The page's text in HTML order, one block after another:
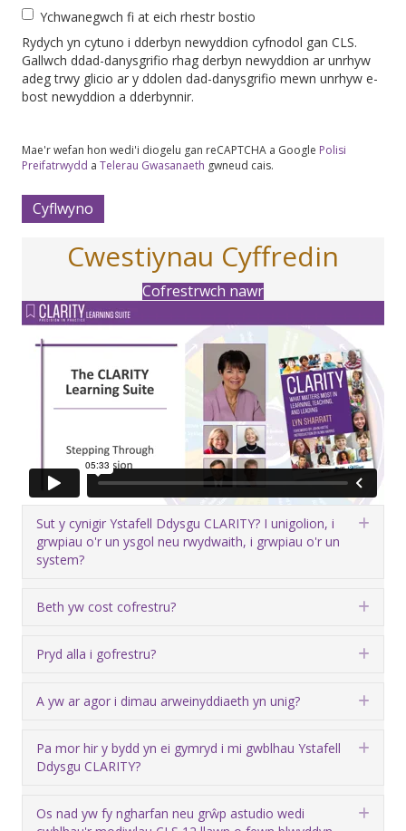
Ychwanegwch fi at eich rhestr bostio
Rydych yn cytuno i dderbyn newyddion cyfnodol gan CLS.
Gallwch ddad-danysgrifio rhag derbyn newyddion ar unrhyw
adeg trwy glicio ar y ddolen dad-danysgrifio mewn unrhyw e-
bost newyddion a dderbynnir.
Mae'r wefan hon wedi'i diogelu gan reCAPTCHA a Google Polisi
Preifatrwydd a Telerau Gwasanaeth gwneud cais.
Cwestiynau Cyffredin
Cofrestrwch nawr
Sut y cynigir Ystafell Ddysgu CLARITY? I unigolion, i
grwpiau o'r un ysgol neu rwydwaith, i grwpiau o'r un
system?
Beth yw cost cofrestru?
Pryd alla i gofrestru?
A yw ar agor i dimau arweinyddiaeth yn unig?
Pa mor hir y bydd yn ei gymryd i mi gwblhau Ystafell
Ddysgu CLARITY?
Os nad yw fy ngharfan neu grŵp astudio wedi